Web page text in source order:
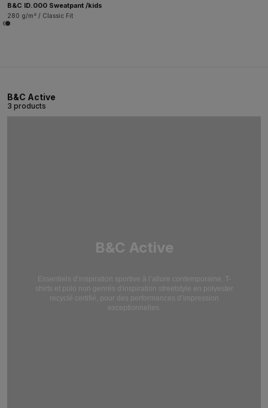
B&C ID.000 Sweatpant /kids
280 g/m² / Classic Fit
B&C Active
3 products
B&C Active
Essentiels d’inspiration sportive à l’allure contemporaine. T-
shirts et polo non genrés d'inspiration streetstyle en polyester
recyclé certifié, pour des performances d’impression
exceptionnelles.